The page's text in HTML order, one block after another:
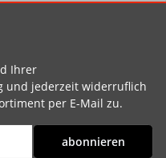
Ihrer
und jederzeit widerruflich
per E-Mail zu.
abonnieren